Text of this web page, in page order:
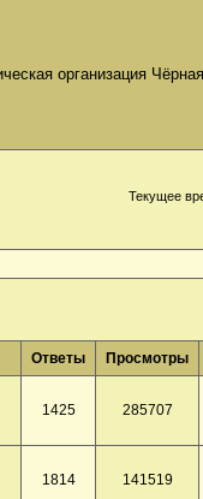
организация
Текущее
Ответы Просмотры
1425 285707
1814 141519